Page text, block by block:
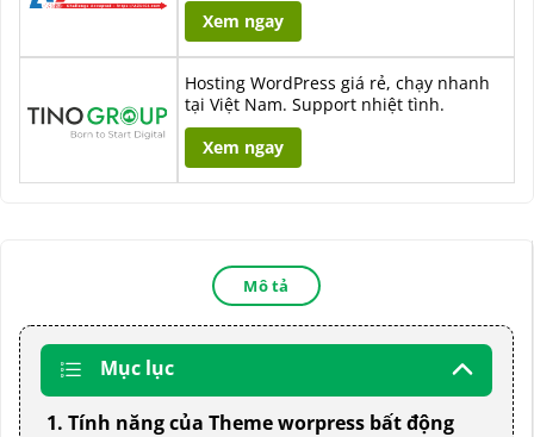
Xem ngay
Hosting WordPress giá rẻ, chạy nhanh
tại Việt Nam. Support nhiệt tình.
Xem ngay
Mô tả
Mục lục
1. Tính năng của Theme worpress bất động